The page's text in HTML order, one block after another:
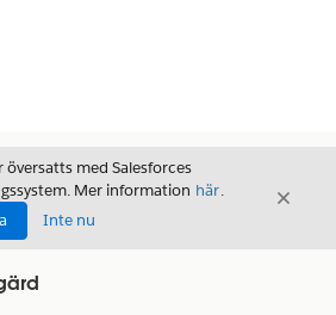
med Salesforces
Mer information här.
Inte nu
Stäng